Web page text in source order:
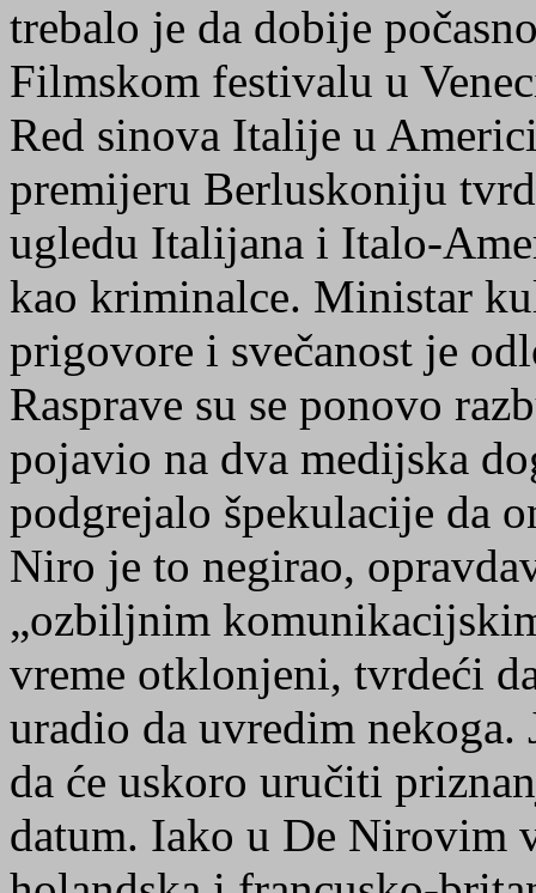
trebalo je da dobije
Filmskom festivalu u
Red sinova Italije u
premijeru Berluskoniju
ugledu Italijana i Italo-
kao kriminalce. Ministar
prigovore i svečanost je
Rasprave su se ponovo
pojavio na dva medijska
podgrejalo špekulacije da
Niro je to negirao,
„ozbiljnim
vreme otklonjeni, tvrdeći
uradio da uvredim
da će uskoro uručiti
datum. Iako u De Nirovim